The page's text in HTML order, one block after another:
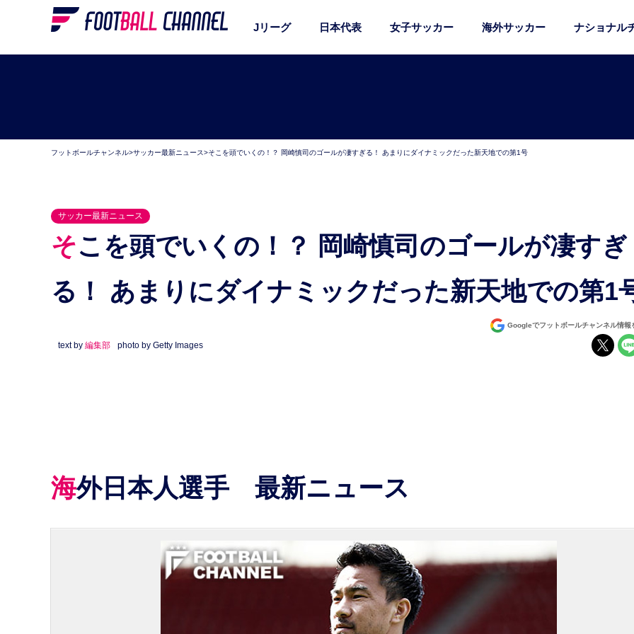
Jリーグ 日本代表 女子サッカー 海外サッカー ナショナル
フットボールチャンネル>サッカー最新ニュース>そこを頭でいくの！？ 岡崎慎司のゴールが凄すぎる！ あまりにダイナミックだった新天地での第1号
サッカー最新ニュース
そこを頭でいくの！？ 岡崎慎司のゴールが凄すぎ
る！ あまりにダイナミックだった新天地での第1
Googleでフットボールチャンネル情報
text by 編集部 photo by Getty Images
海外日本人選手 最新ニュース